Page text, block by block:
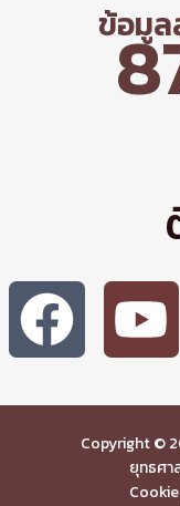
ข้อมูล
Copyright ©
ยุทธศา